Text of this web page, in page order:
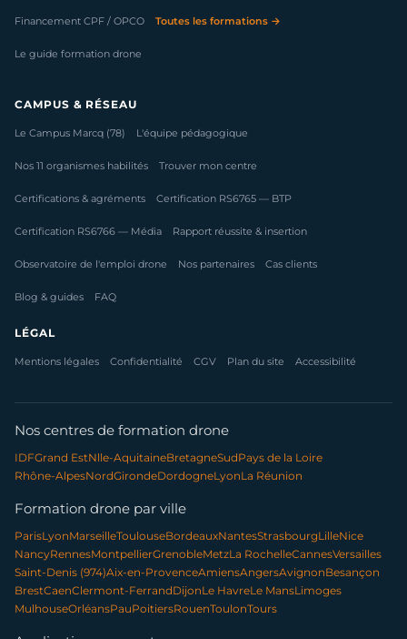
Financement CPF / OPCO Toutes les formations →
Le guide formation drone
CAMPUS & RÉSEAU
Le Campus Marcq (78) L'équipe pédagogique
Nos 11 organismes habilités Trouver mon centre
Certifications & agréments Certification RS6765 — BTP
Certification RS6766 — Média Rapport réussite & insertion
Observatoire de l'emploi drone Nos partenaires Cas clients
Blog & guides FAQ
LÉGAL
Mentions légales Confidentialité CGV Plan du site Accessibilité
Nos centres de formation drone
IDFGrand EstNlle-AquitaineBretagneSudPays de la Loire
Rhône-AlpesNordGirondeDordogneLyonLa Réunion
Formation drone par ville
ParisLyonMarseilleToulouseBordeauxNantesStrasbourgLilleNice
NancyRennesMontpellierGrenobleMetzLa RochelleCannesVersailles
Saint-Denis (974)Aix-en-ProvenceAmiensAngersAvignonBesançon
BrestCaenClermont-FerrandDijonLe HavreLe MansLimoges
MulhouseOrléansPauPoitiersRouenToulonTours